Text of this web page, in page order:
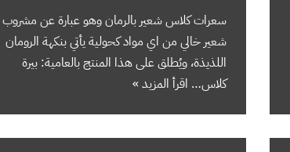
سعرات كلاس شعير بالرمان ‬وهو عبارة عن مشروب
شعير خالي من اي مواد كحولية يأتي بنكهة الرومان
اللذيذة، ويُطلق على هذا المنتج بالعامية: بيرة
كلاس… اقرأ المزيد »